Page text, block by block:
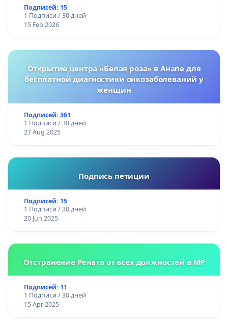
Подписей: 15
1 Подписи / 30 дней
15 Feb 2026
Открытие центра «Белая роза» в Анапе для
бесплатной диагностики онкозаболеваний у
женщин
Подписей: 361
1 Подписи / 30 дней
27 Aug 2025
Подпись петиции
Подписей: 15
1 Подписи / 30 дней
20 Jun 2025
Отстранение Рената от всех должностей в МР
Подписей: 11
1 Подписи / 30 дней
15 Apr 2025